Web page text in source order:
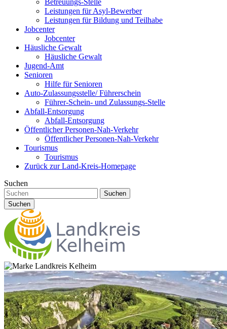
Betreuungs-Stelle
Leistungen für Asyl-Bewerber
Leistungen für Bildung und Teilhabe
Jobcenter
Jobcenter
Häusliche Gewalt
Häusliche Gewalt
Jugend-Amt
Senioren
Hilfe für Senioren
Auto-Zulassungsstelle/ Führerschein
Führer-Schein- und Zulassungs-Stelle
Abfall-Entsorgung
Abfall-Entsorgung
Öffentlicher Personen-Nah-Verkehr
Öffentlicher Personen-Nah-Verkehr
Tourismus
Tourismus
Zurück zur Land-Kreis-Homepage
Suchen
Suchen
Suchen